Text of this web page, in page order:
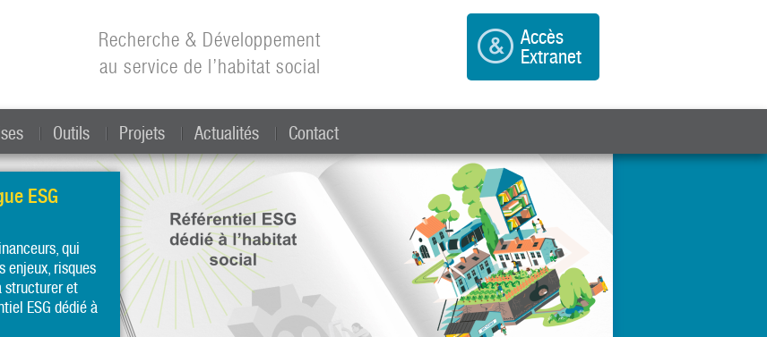
contenu
principal
Recherche & Développement
au service de l’habitat social
Accès
Extranet
Outils Projets Actualités Contact
ESG
qui
enjeux, risques
structurer et
ESG dédié à